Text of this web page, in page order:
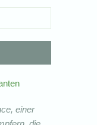
einer